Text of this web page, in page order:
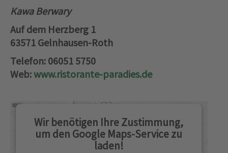
Kawa Berwary
Auf dem Herzberg 1
63571 Gelnhausen-Roth
Telefon: 06051 5750
Web:www.ristorante-paradies.de
Wir benötigen Ihre Zustimmung,
um den Google Maps-Service zu
laden!